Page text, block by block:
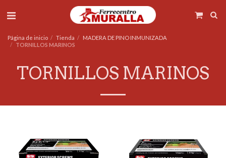
Página de inicio Tienda
MADERA DE PINO INMUNIZADA
TORNILLOS MARINOS
TORNILLOS MARINOS